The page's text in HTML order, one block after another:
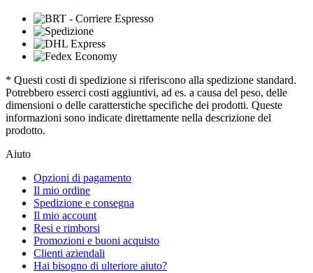
* Questi costi di spedizione si riferiscono alla spedizione standard.
Potrebbero esserci costi aggiuntivi, ad es. a causa del peso, delle
dimensioni o delle caratterstiche specifiche dei prodotti. Queste
informazioni sono indicate direttamente nella descrizione del
prodotto.
Aiuto
Opzioni di pagamento
Il mio ordine
Spedizione e consegna
Il mio account
Resi e rimborsi
Promozioni e buoni acquisto
Clienti aziendali
Hai bisogno di ulteriore aiuto?